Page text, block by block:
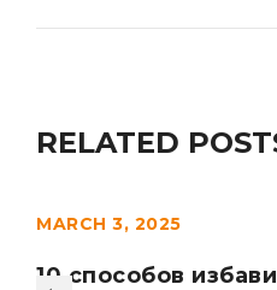
RELATED
MARCH 3, 2025
10 способов